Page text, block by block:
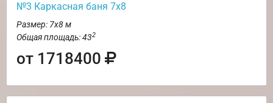
№3 Каркасная баня 7х8
Размер: 7х8 м
Общая площадь: 432
от 1718400